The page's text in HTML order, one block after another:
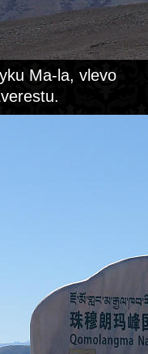
Ma-la, vlevo